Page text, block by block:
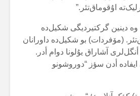
اۇقوماق‌تئر.”
وە دینین گرکتیردیگی شکیل‌دە
(مۆفردات) بو شکیل‌دە داورانان
آشاراق یۇلونا دوام أدر.
ایفادە أدن سؤز “دوروشونو